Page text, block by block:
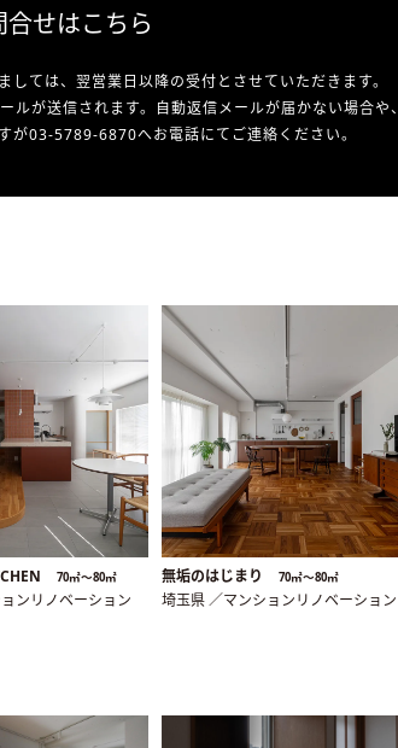
合せはこちら
ては、翌営業日以降の受付とさせていただきます。
が送信されます。自動返信メールが届かない場合や、
が03-5789-6870へお電話にてご連絡ください。
70㎡〜80㎡
ンリノベーション
無垢のはじまり 70㎡〜80㎡
埼玉県 ／マンションリノベーション